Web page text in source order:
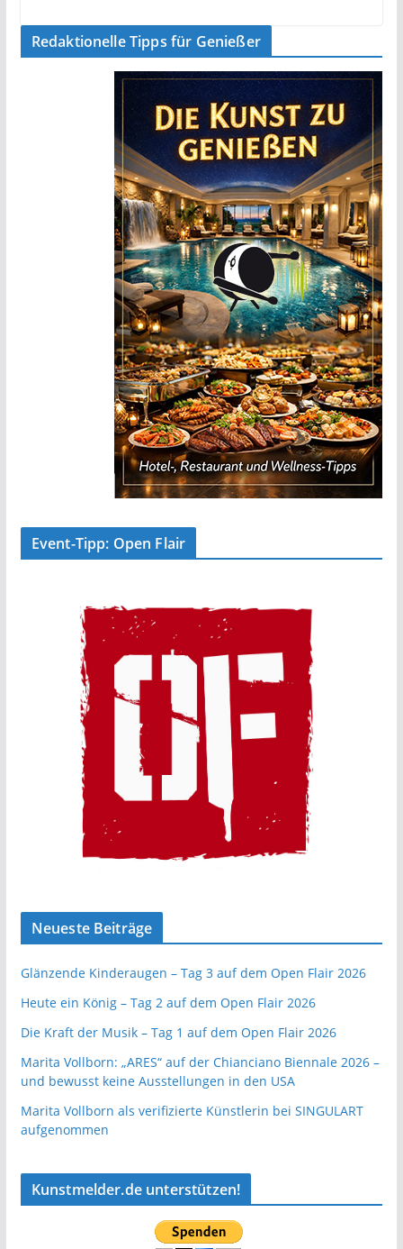
Redaktionelle Tipps für Genießer
Event-Tipp: Open Flair
Neueste Beiträge
Glänzende Kinderaugen – Tag 3 auf dem Open Flair 2026
Heute ein König – Tag 2 auf dem Open Flair 2026
Die Kraft der Musik – Tag 1 auf dem Open Flair 2026
Marita Vollborn: „ARES“ auf der Chianciano Biennale 2026 –
und bewusst keine Ausstellungen in den USA
Marita Vollborn als verifizierte Künstlerin bei SINGULART
aufgenommen
Kunstmelder.de unterstützen!